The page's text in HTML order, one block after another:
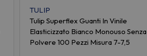
TULIP
Tulip Superflex Guanti In Vinile
Elasticizzato Bianco Monouso Senza
Polvere 100 Pezzi Misura 7-7,5